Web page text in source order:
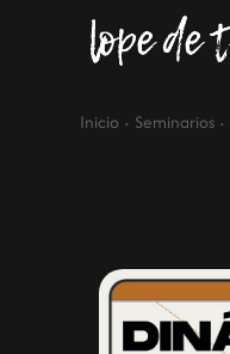
Inicio · Seminarios ·